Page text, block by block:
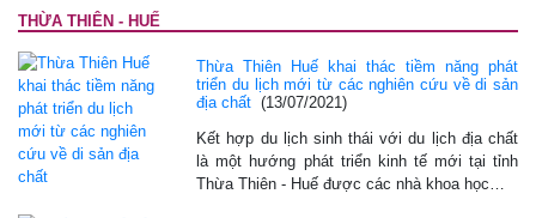
THỪA THIÊN - HUẾ
Thừa Thiên Huế khai thác tiềm năng phát
triển du lịch mới từ các nghiên cứu về di sản
địa chất (13/07/2021)
Kết hợp du lịch sinh thái với du lịch địa chất
là một hướng phát triển kinh tế mới tại tỉnh
Thừa Thiên - Huế được các nhà khoa học…